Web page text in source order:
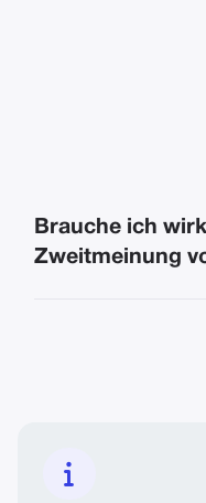
Brauche ich
Zweitmeinung
